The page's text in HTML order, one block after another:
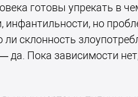
готовы упрекать в
инфантильности, но
ли склонность
Пока зависимости